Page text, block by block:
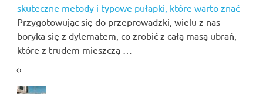
skuteczne metody i typowe pułapki, które warto znać
Przygotowując się do przeprowadzki, wielu z nas
boryka się z dylematem, co zrobić z całą masą ubrań,
które z trudem mieszczą …